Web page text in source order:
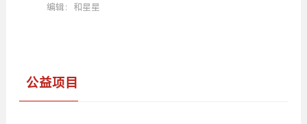
编辑：和星星
公益项目